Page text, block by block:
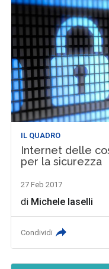
IL QUADRO
Internet delle
per la sicurezza
27 Feb 2017
di Michele Iaselli
Condividi